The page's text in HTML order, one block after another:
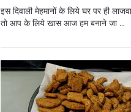
इस दिवाली मेहमानों के लिये घर पर ही
तो आप के लिये खास आज हम बनाने जा ...